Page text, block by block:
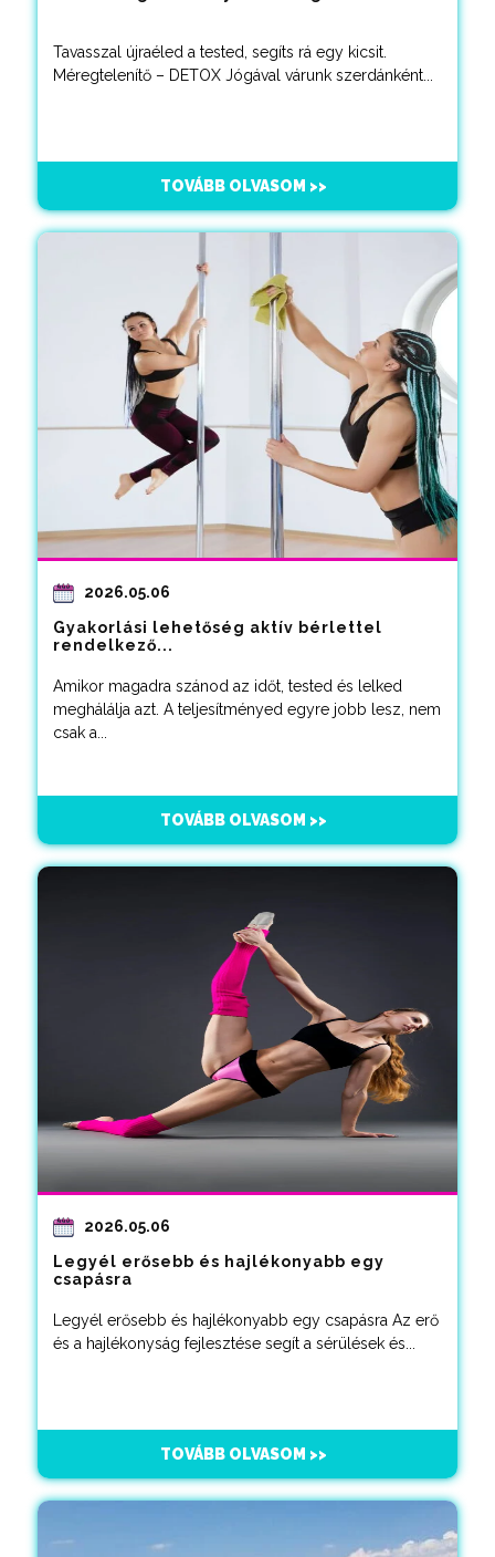
Tavasszal újraéled a tested, segíts rá egy kicsit.
Méregtelenítő – DETOX Jógával várunk szerdánként...
TOVÁBB OLVASOM >>
2026.05.06
Gyakorlási lehetőség aktív bérlettel
rendelkező...
Amikor magadra szánod az időt, tested és lelked
meghálálja azt. A teljesítményed egyre jobb lesz, nem
csak a...
TOVÁBB OLVASOM >>
2026.05.06
Legyél erősebb és hajlékonyabb egy
csapásra
Legyél erősebb és hajlékonyabb egy csapásra Az erő
és a hajlékonyság fejlesztése segít a sérülések és...
TOVÁBB OLVASOM >>